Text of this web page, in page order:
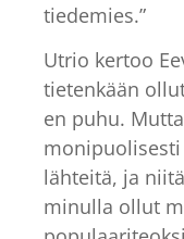
tiedemies.”
Utrio kertoo
tietenkään
en puhu.
lähteitä, ja
minulla ollut